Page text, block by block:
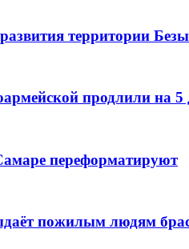
территории
продлили на 5
переформатируют
пожилым людям